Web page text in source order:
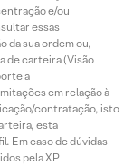
e/ou
essas
da sua ordem ou,
de carteira (Visão
a
em relação à
contratação, isto
esta
Em caso de dúvidas
pela XP